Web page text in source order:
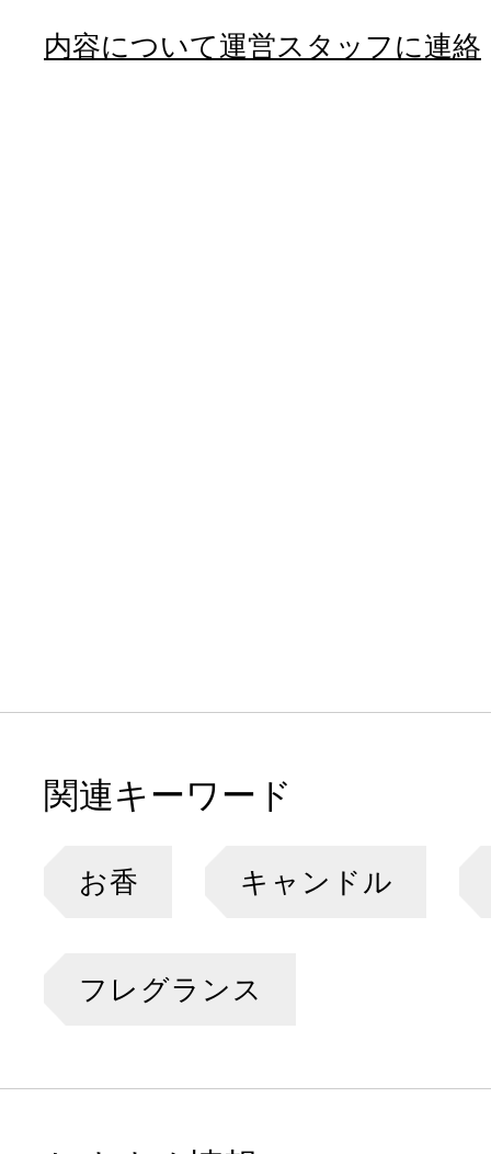
内容について運営スタッフに連絡
関連キーワード
お香 キャンドル
フレグランス